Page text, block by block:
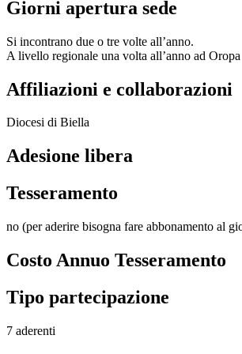
Giorni apertura sede
Si incontrano due o tre volte all’anno.
A livello regionale una volta all’anno ad Oropa
Affiliazioni e collaborazioni
Diocesi di Biella
Adesione libera
Tesseramento
no (per aderire bisogna fare abbonamento al
Costo Annuo Tesseramento
Tipo partecipazione
7 aderenti